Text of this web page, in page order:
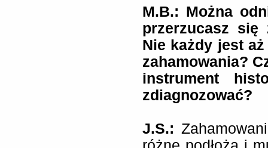
M.B.: Można
przerzucasz się
Nie każdy jest
zahamowania?
instrument
zdiagnozować?
J.S.: